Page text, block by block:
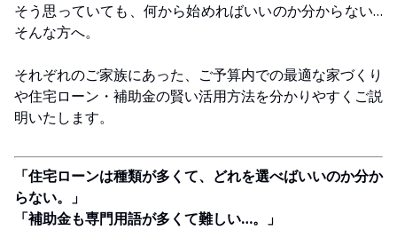
そう思っていても、何から始めればいいのか分からない…
そんな方へ。
それぞれのご家族にあった、ご予算内での最適な家づくり
や住宅ローン・補助金の賢い活用方法を分かりやすくご説
明いたします。
「住宅ローンは種類が多くて、どれを選べばいいのか分か
らない。」
「補助金も専門用語が多くて難しい…。」